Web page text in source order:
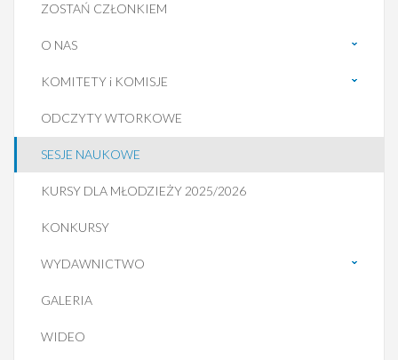
ZOSTAŃ CZŁONKIEM
O NAS
KOMITETY i KOMISJE
ODCZYTY WTORKOWE
SESJE NAUKOWE
KURSY DLA MŁODZIEŻY 2025/2026
KONKURSY
WYDAWNICTWO
GALERIA
WIDEO